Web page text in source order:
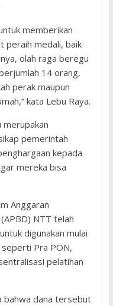
memberikan
peraih medali, baik
olah raga beregu
14 orang,
perak maupun
kata Lebu Raya.
merupakan
pemerintah
kepada
mereka bisa
Anggaran
NTT telah
digunakan mulai
Pra PON,
pelatihan
bahwa dana tersebut